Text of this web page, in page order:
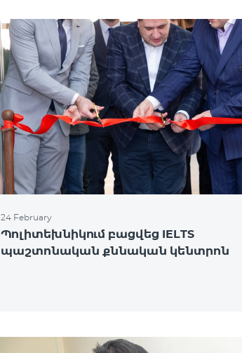
24 February
Պոլիտեխնիկում բացվեց IELTS
պաշտոնական քննական կենտրոն